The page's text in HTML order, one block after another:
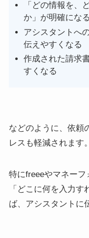
「どの情報を、
か」が明確になる
アシスタントへ
伝えやすくなる
作成された請求
すくなる
などのように、依頼
レスも軽減されます。
特にfreeeやマネーフ
「どこに何を入力
ば、アシスタントに